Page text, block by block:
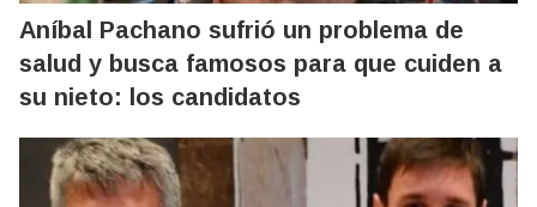
Aníbal Pachano sufrió un problema de
salud y busca famosos para que cuiden a
su nieto: los candidatos